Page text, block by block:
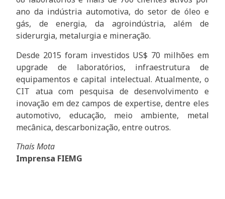
ano da indústria automotiva, do setor de óleo e
gás, de energia, da agroindústria, além de
siderurgia, metalurgia e mineração.
Desde 2015 foram investidos US$ 70 milhões em
upgrade de laboratórios, infraestrutura de
equipamentos e capital intelectual. Atualmente, o
CIT atua com pesquisa de desenvolvimento e
inovação em dez campos de expertise, dentre eles
automotivo, educação, meio ambiente, metal
mecânica, descarbonização, entre outros.
Thaís Mota
Imprensa FIEMG